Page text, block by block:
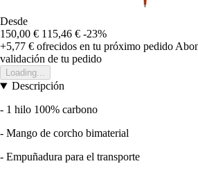
Desde
150,00 € 115,46 € -23%
+5,77 € ofrecidos en tu próximo pedido
validación de tu pedido
Loading...
Descripción
- 1 hilo 100% carbono
- Mango de corcho bimaterial
- Empuñadura para el transporte